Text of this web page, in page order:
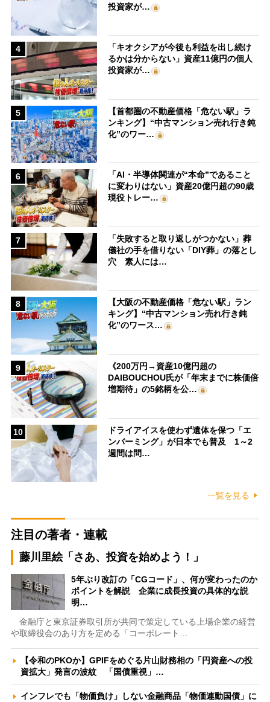
投資家が…
4
「キオクシアが今後も利益を出し続け
るかは分からない」資産11億円の個人
投資家が…
5
【首都圏の不動産価格「危ない駅」ラ
ンキング】“中古マンション売れ行き鈍
化”のワー…
6
「AI・半導体関連が“本命”であること
に変わりはない」資産20億円超の90歳
現役トレー…
7
「失敗すると取り返しがつかない」葬
儀社の手を借りない「DIY葬」の落とし
穴 素人には…
8
【大阪の不動産価格「危ない駅」ラン
キング】“中古マンション売れ行き鈍
化”のワース…
9
《200万円→資産10億円超の
DAIBOUCHOU氏が「年末までに株価倍
増期待」の5銘柄を公…
10
ドライアイスを使わず遺体を保つ「エ
ンバーミング」が日本でも普及 1～2
週間は問…
一覧を見る
注目の著者・連載
藤川里絵「さあ、投資を始めよう！」
5年ぶり改訂の「CGコード」、何が変わったのか
ポイントを解説 企業に成長投資の具体的な説
明…
金融庁と東京証券取引所が共同で策定している上場企業の経営
や取締役会のあり方を定める「コーポレート…
【令和のPKOか】GPIFをめぐる片山財務相の「円資産への投
資拡大」発言の波紋 「国債重視」…
インフレでも「物価負け」しない金融商品「物価連動国債」に